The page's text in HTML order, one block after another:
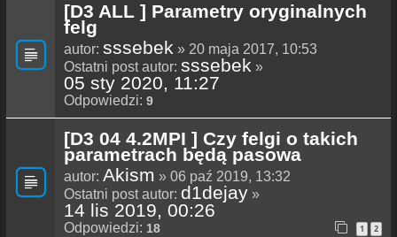
[D3 ALL ] Parametry oryginalnych
felg
autor: sssebek » 20 maja 2017, 10:53
Ostatni post autor: sssebek »
05 sty 2020, 11:27
Odpowiedzi: 9
[D3 04 4.2MPI ] Czy felgi o takich
parametrach będą pasowa
autor: Akism » 06 paź 2019, 13:32
Ostatni post autor: d1dejay »
14 lis 2019, 00:26
Odpowiedzi: 18 1 2